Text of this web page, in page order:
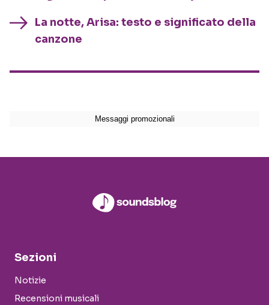
La notte, Arisa: testo e significato della
canzone
Sezioni
Notizie
Recensioni musicali